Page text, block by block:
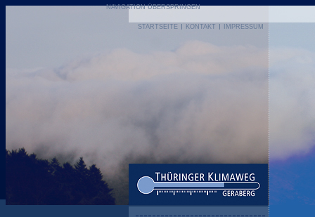
NAVIGATION ÜBERSPRINGEN
STARTSEITE KONTAKT IMPRESSUM